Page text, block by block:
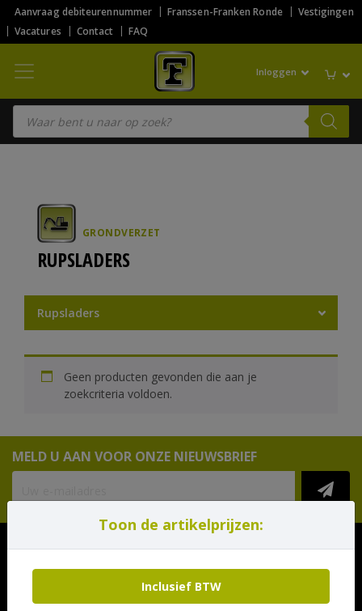
Aanvraag debiteurennummer Franssen-Franken Ronde
Vestigingen
Vacatures
Contact FAQ
Inloggen
Producten zoeken
GRONDVERZET
RUPSLADERS
Rupsladers
Geen producten gevonden die aan je
zoekcriteria voldoen.
MELD U AAN VOOR ONZE NIEUWSBRIEF
Pagina's
Materieel huren
Toon de artikelprijzen:
Inclusief BTW